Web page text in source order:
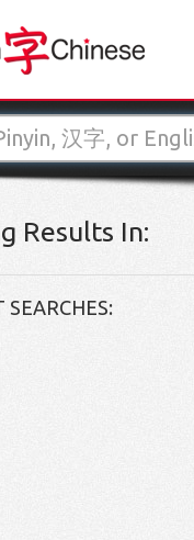
Results In:
SEARCHES: